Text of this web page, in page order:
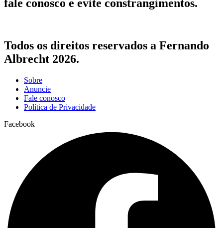
fale conosco e evite constrangimentos.
Todos os direitos reservados a Fernando
Albrecht 2026.
Sobre
Anuncie
Fale conosco
Política de Privacidade
Facebook